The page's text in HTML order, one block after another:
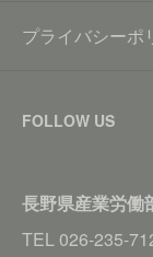
プライバシーポ
FOLLOW US
長野県産業労働
TEL 026-235-